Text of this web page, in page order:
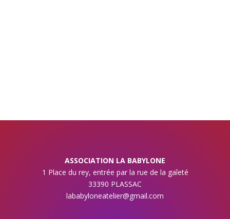
ASSOCIATION LA BABYLONE
1 Place du rey, entrée par la rue de la gaîeté
33390 PLASSAC
lababyloneatelier@gmail.com